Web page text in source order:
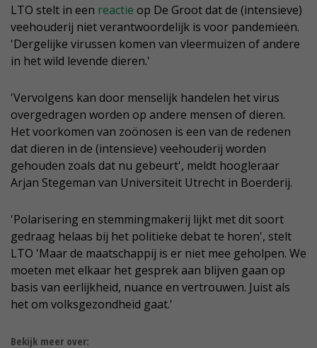
LTO stelt in een reactie op De Groot dat de (intensieve)
veehouderij niet verantwoordelijk is voor pandemieën.
'Dergelijke virussen komen van vleermuizen of andere
in het wild levende dieren.'
'Vervolgens kan door menselijk handelen het virus
overgedragen worden op andere mensen of dieren.
Het voorkomen van zoönosen is een van de redenen
dat dieren in de (intensieve) veehouderij worden
gehouden zoals dat nu gebeurt', meldt hoogleraar
Arjan Stegeman van Universiteit Utrecht in Boerderij.
'Polarisering en stemmingmakerij lijkt met dit soort
gedraag helaas bij het politieke debat te horen', stelt
LTO 'Maar de maatschappij is er niet mee geholpen. We
moeten met elkaar het gesprek aan blijven gaan op
basis van eerlijkheid, nuance en vertrouwen. Juist als
het om volksgezondheid gaat.'
Bekijk meer over: